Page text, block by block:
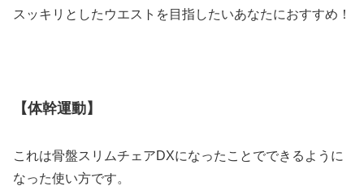
スッキリとしたウエストを目指したいあなたにおすすめ！
【体幹運動】
これは骨盤スリムチェアDXになったことでできるように
なった使い方です。